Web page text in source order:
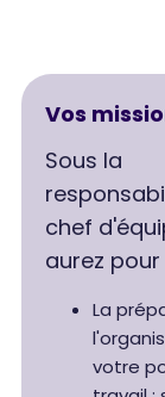
Vos
Sous la
chef
aurez
La
votre